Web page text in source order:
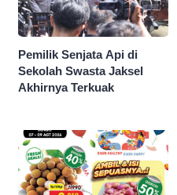
Pemilik Senjata Api di
Sekolah Swasta Jaksel
Akhirnya Terkuak